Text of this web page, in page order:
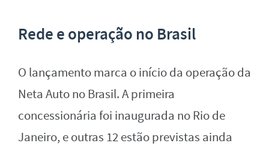
Rede e operação no Brasil
O lançamento marca o início da operação da
Neta Auto no Brasil. A primeira
concessionária foi inaugurada no Rio de
Janeiro, e outras 12 estão previstas ainda